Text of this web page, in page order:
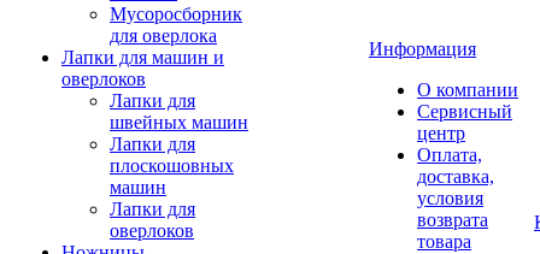
Мусоросборник
для оверлока
Лапки для машин и
оверлоков
Лапки для
швейных машин
Лапки для
плоскошовных
машин
Лапки для
оверлоков
Информация
О компании
Сервисный
центр
Оплата,
доставка,
условия
возврата
товара